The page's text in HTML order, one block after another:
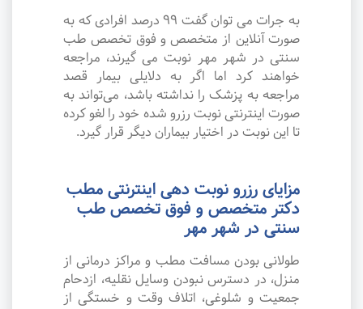
به جرات می‌ توان گفت ۹۹ درصد افرادی که به
صورت آنلاین از متخصص و فوق تخصص طب
سنتی در شهر مهر نوبت می گیرند، مراجعه
خواهند کرد اما اگر به دلایلی بیمار قصد
مراجعه به پزشک را نداشته باشد، می‌تواند به
صورت اینترنتی نوبت رزرو شده خود را لغو کرده
تا این نوبت در اختیار بیماران دیگر قرار گیرد.
مزایای رزرو نوبت دهی اینترنتی مطب
دکتر متخصص و فوق تخصص طب
سنتی در شهر مهر
طولانی بودن مسافت مطب و مراکز درمانی از
منزل، در دسترس نبودن وسایل نقلیه، ازدحام
جمعیت و شلوغی، اتلاف وقت و خستگی از